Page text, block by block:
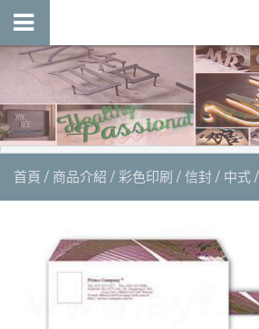
首頁 商品介紹 彩色印刷 信封 中式